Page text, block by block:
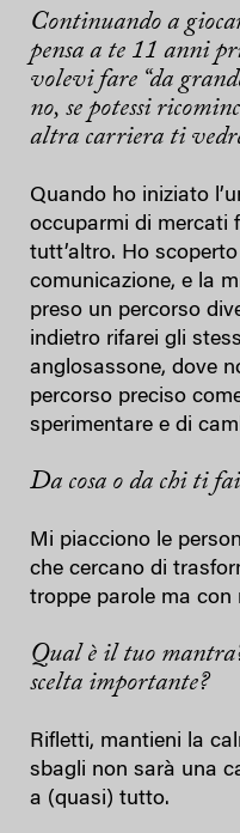
Continuando a
pensa a te 11 anni
volevi fare “da
no, se potessi
altra carriera ti
Quando ho iniziato
occuparmi di mercati
tutt’altro. Ho
comunicazione, e la
preso un percorso
indietro rifarei gli
anglosassone, dove
percorso preciso
sperimentare e di
Da cosa o da chi ti
Mi piacciono le
che cercano di
troppe parole ma con
Qual è il tuo
scelta importante?
Rifletti, mantieni la
sbagli non sarà una
a (quasi) tutto.